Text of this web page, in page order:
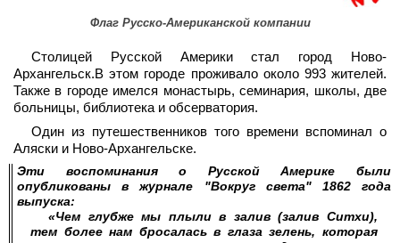
Флаг Русско-Американской компании
Столицей Русской Америки стал город Ново-
Архангельск.В этом городе проживало около 993 жителей.
Также в городе имелся монастырь, семинария, школы, две
больницы, библиотека и обсерватория.
Один из путешественников того времени вспоминал о
Аляски и Ново-Архангельске.
Эти воспоминания о Русской Америке были
опубликованы в журнале "Вокруг света" 1862 года
выпуска:
«Чем глубже мы плыли в залив (залив Ситхи),
тем более нам бросалась в глаза зелень, которая